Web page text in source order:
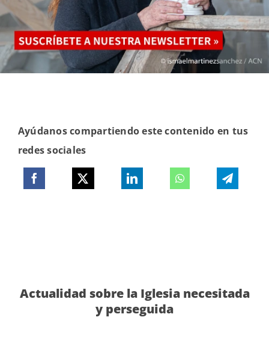
Ayúdanos compartiendo este contenido en tus
redes sociales
Actualidad sobre la Iglesia necesitada
y perseguida